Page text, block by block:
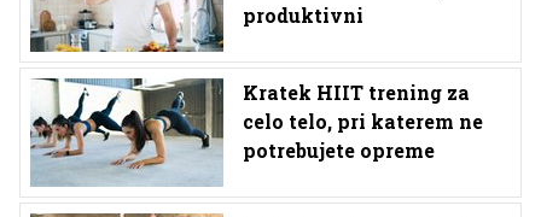
produktivni
Kratek HIIT trening za
celo telo, pri katerem ne
potrebujete opreme